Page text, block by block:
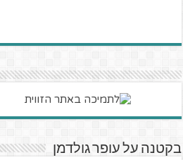
בקטנה על עופר גולדמן